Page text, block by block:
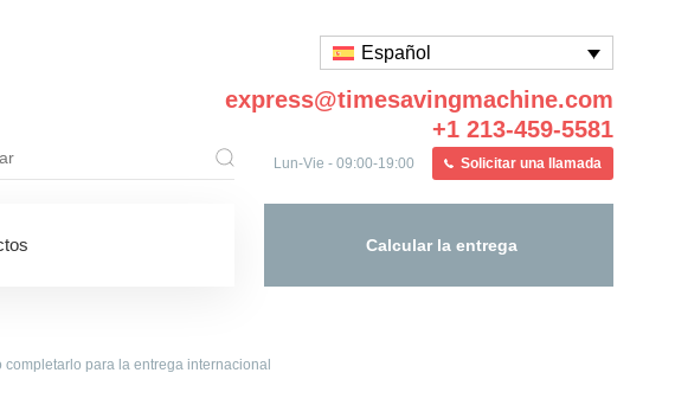
Español
express@timesavingmachine.com
+1 213-459-5581
Lun-Vie - 09:00-19:00 Solicitar una llamada
Calcular la entrega
para la entrega internacional